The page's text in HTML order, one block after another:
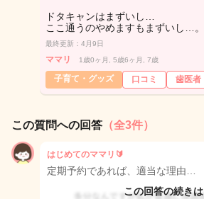
ドタキャンはまずいし…
ここ通うのやめますもまずいし…。
最終更新：4月9日
ママリ 1歳0ヶ月, 5歳6ヶ月, 7歳
子育て・グッズ 口コミ 歯医者
この質問への回答 （全3件）
はじめてのママリ🔰
定期予約であれば、適当な理由…
この回答の続きは